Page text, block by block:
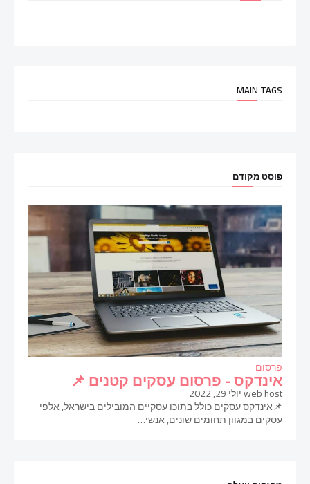
MAIN TAGS
פוסט מקודם
פרסום
אינדקס - פרסום עסקים קטנים 📌
web hostיולי 29, 2022
📌אינדקס עסקים כולל בתוכו עסקיים המובילים בישראל, אלפי
עסקים במגוון תחומים שונים, אנשי…